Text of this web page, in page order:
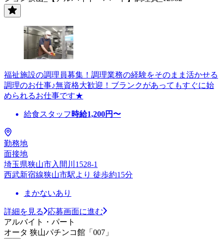
福祉施設の調理員募集！調理業務の経験をそのまま活かせる
調理のお仕事♪無資格大歓迎！ブランクがあってもすぐに始
められるお仕事です★
給食スタッフ 時給1,200円〜
勤務地
面接地
埼玉県狭山市入間川1528-1
西武新宿線狭山市駅より 徒歩約15分
まかないあり
詳細を見る
応募画面に進む
アルバイト・パート
オータ 狭山パチンコ館「007」